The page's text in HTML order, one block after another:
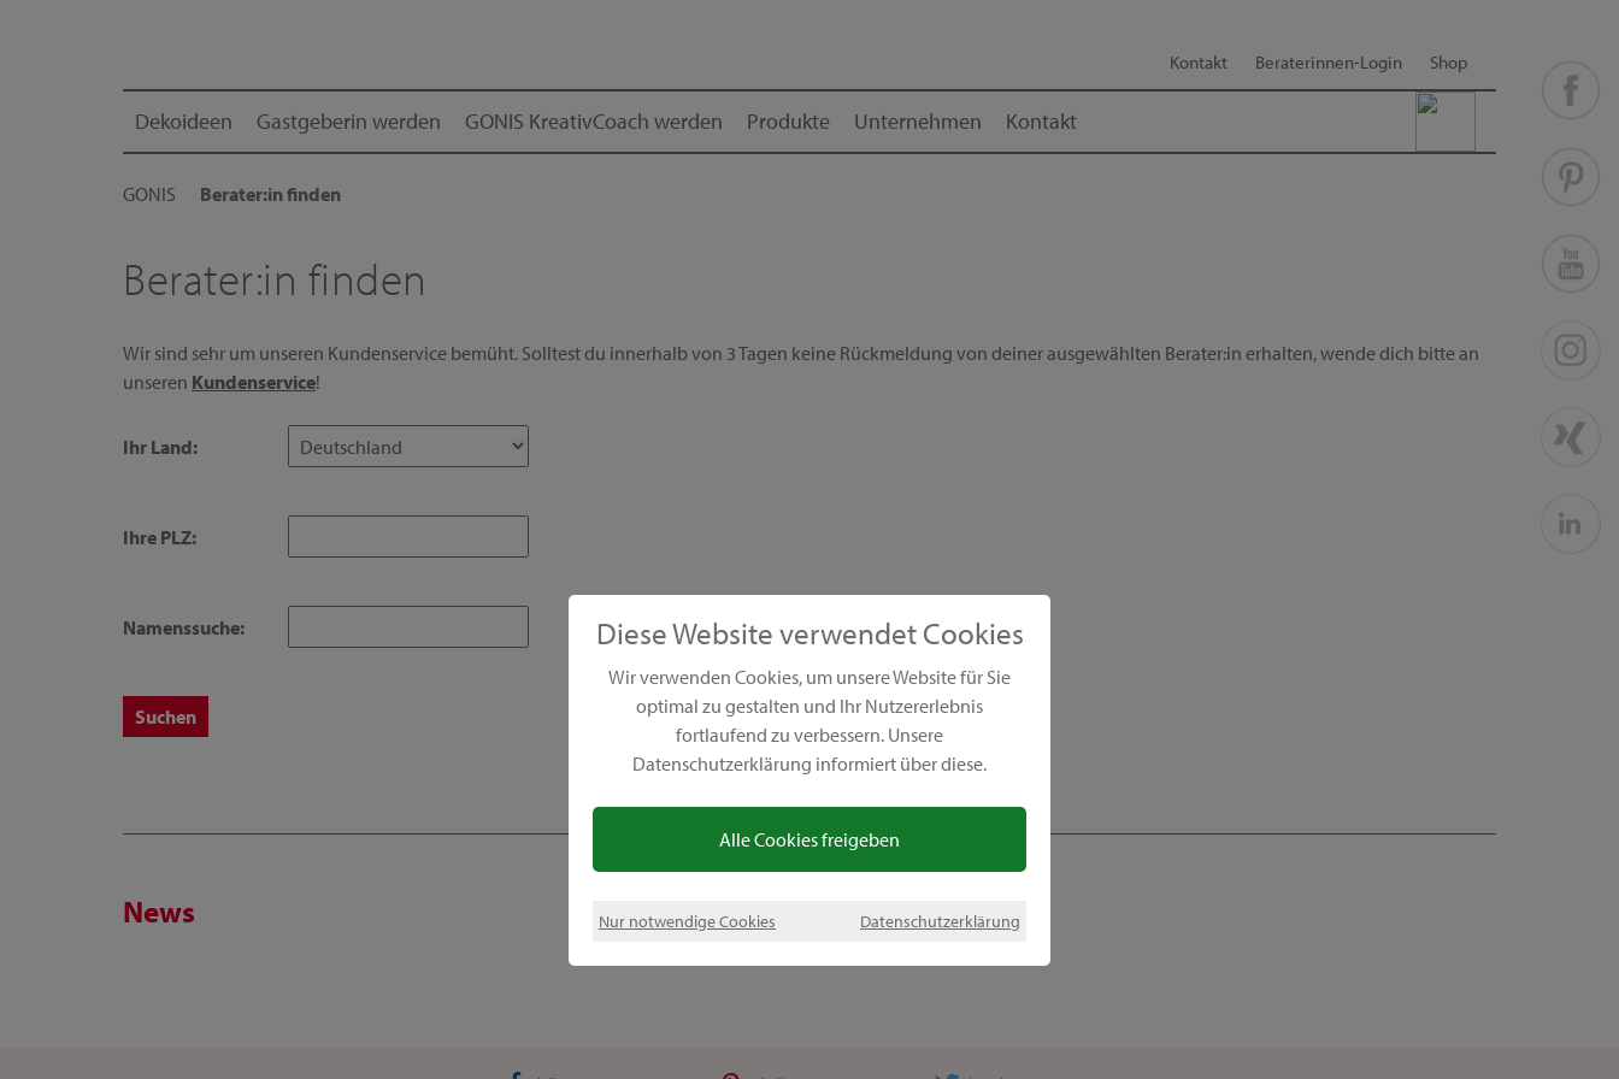
Diese Website verwendet Cookies
Wir verwenden Cookies, um unsere Website für Sie
optimal zu gestalten und Ihr Nutzererlebnis
fortlaufend zu verbessern. Unsere
Datenschutzerklärung informiert über diese.
Alle Cookies freigeben
Nur notwendige Cookies Datenschutzerklärung
Kontakt Beraterinnen-Login Shop
Dekoideen Gastgeberin werden GONIS KreativCoach werden Produkte Unternehmen Kontakt
GONIS Berater:in finden
Berater:in finden
Wir sind sehr um unseren Kundenservice bemüht. Solltest du innerhalb von 3 Tagen keine Rückmeldung von deiner ausgewählten Berater:in erhalten, wende dich bitte an
unseren Kundenservice!
Ihr Land:
Ihre PLZ:
Namenssuche:
News